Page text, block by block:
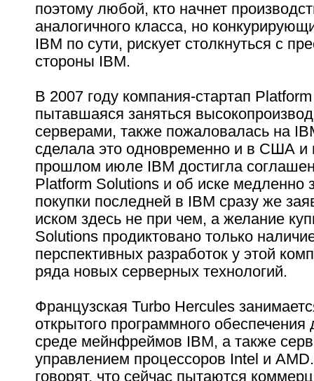
поэтому любой, кто начнет
аналогичного класса, но
IBM по сути, рискует столкнуться с
стороны IBM.
В 2007 году компания-стартап
пытавшаяся заняться
серверами, также пожаловалась на
сделала это одновременно и в США и
прошлом июле IBM достигла
Platform Solutions и об иске медленно
покупки последней в IBM сразу же
иском здесь не при чем, а желание
Solutions продиктовано только
перспективных разработок у этой
ряда новых серверных технологий.
Французская Turbo Hercules
открытого программного
среде мейнфреймов IBM, а также
управлением процессоров Intel и
говорят, что сейчас пытаются